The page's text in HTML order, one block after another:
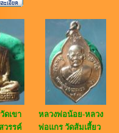
ดเขา
วรรค์
หลวงพ่อน้อย-หลวง
พ่อแกร วัดส้มเสี้ยว